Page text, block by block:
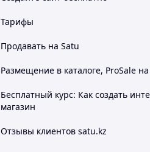
Тарифы
Продавать на Satu
Размещение в каталоге, ProSale
Бесплатный курс: Как создать
магазин
Отзывы клиентов satu.kz